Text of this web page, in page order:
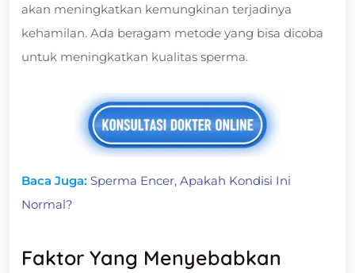
akan meningkatkan kemungkinan terjadinya
kehamilan. Ada beragam metode yang bisa dicoba
untuk meningkatkan kualitas sperma.
Baca Juga: Sperma Encer, Apakah Kondisi Ini
Normal?
Faktor Yang Menyebabkan